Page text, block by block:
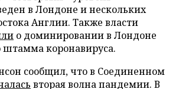
в Лондоне и нескольких
Англии. Также власти
о доминировании в Лондоне
штамма коронавируса.
сообщил, что в Соединенном
вторая волна пандемии. В